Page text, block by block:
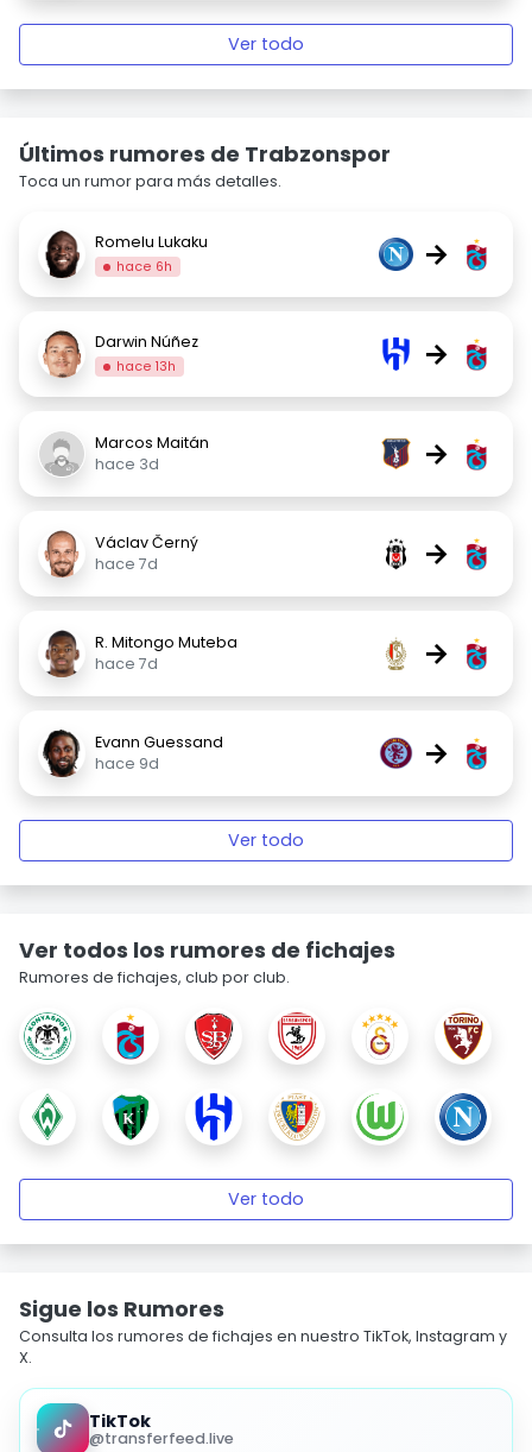
Ver todo
Últimos rumores de Trabzonspor
Toca un rumor para más detalles.
Romelu Lukaku
hace 6h →
Darwin Núñez
hace 13h →
Marcos Maitán
hace 3d
→
Václav Černý
hace 7d
→
R. Mitongo Muteba
hace 7d
→
Evann Guessand
hace 9d
→
Ver todo
Ver todos los rumores de fichajes
Rumores de fichajes, club por club.
Ver todo
Sigue los Rumores
Consulta los rumores de fichajes en nuestro TikTok, Instagram y
X.
TikTok
@transferfeed.live